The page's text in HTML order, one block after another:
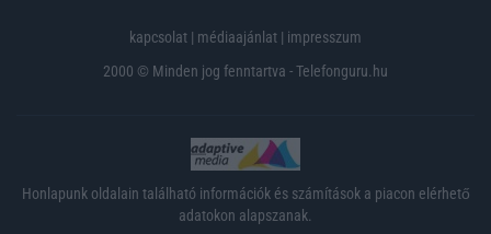
kapcsolat | médiaajánlat | impresszum
2000 © Minden jog fenntartva - Telefonguru.hu
Honlapunk oldalain található információk és számítások a piacon elérhető
adatokon alapszanak.